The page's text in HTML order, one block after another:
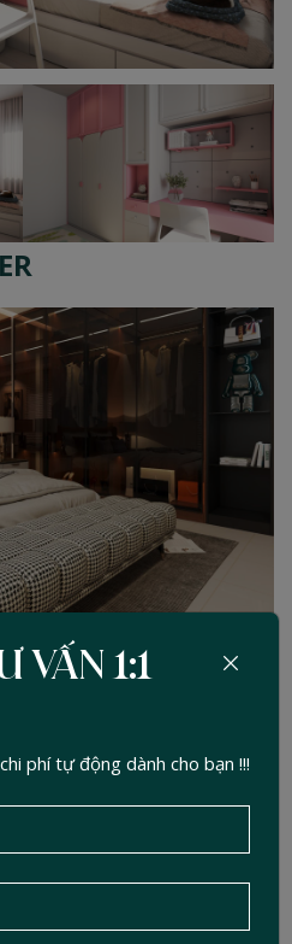
VẤN 1:1
phí tự động dành cho bạn !!!